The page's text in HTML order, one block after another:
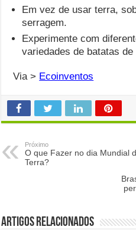
Em vez de usar terra,
serragem.
Experimente com
variedades de batatas
Via > Ecoinventos
Próximo
O que Fazer no dia Mundial
Terra?
Artigos Relacionados